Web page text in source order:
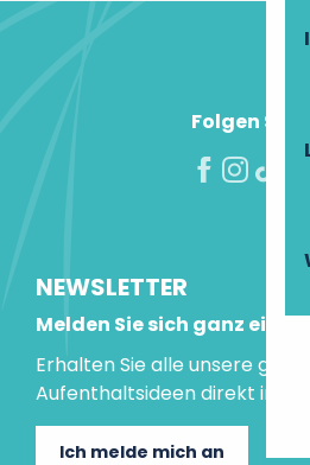
Folgen Sie
NEWSLETTER
Melden Sie sich ganz
Erhalten Sie alle unsere guten
Aufenthaltsideen direkt in Ihre
Ich melde mich an